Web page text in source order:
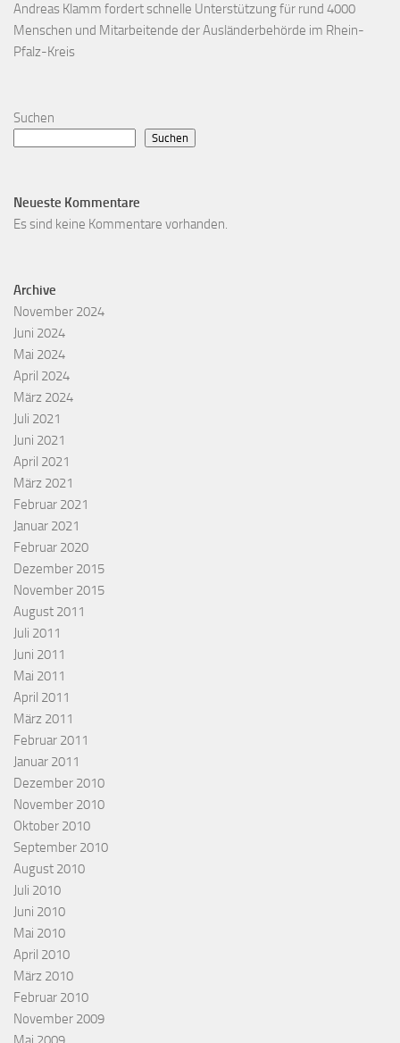
Andreas Klamm fordert schnelle Unterstützung für rund 4000
Menschen und Mitarbeitende der Ausländerbehörde im Rhein-
Pfalz-Kreis
Suchen
Suchen
Neueste Kommentare
Es sind keine Kommentare vorhanden.
Archive
November 2024
Juni 2024
Mai 2024
April 2024
März 2024
Juli 2021
Juni 2021
April 2021
März 2021
Februar 2021
Januar 2021
Februar 2020
Dezember 2015
November 2015
August 2011
Juli 2011
Juni 2011
Mai 2011
April 2011
März 2011
Februar 2011
Januar 2011
Dezember 2010
November 2010
Oktober 2010
September 2010
August 2010
Juli 2010
Juni 2010
Mai 2010
April 2010
März 2010
Februar 2010
November 2009